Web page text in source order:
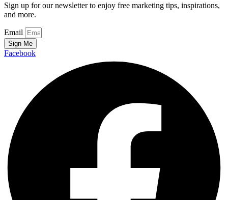
Sign up for our newsletter to enjoy free marketing tips, inspirations,
and more.
Email
Sign Me
Facebook